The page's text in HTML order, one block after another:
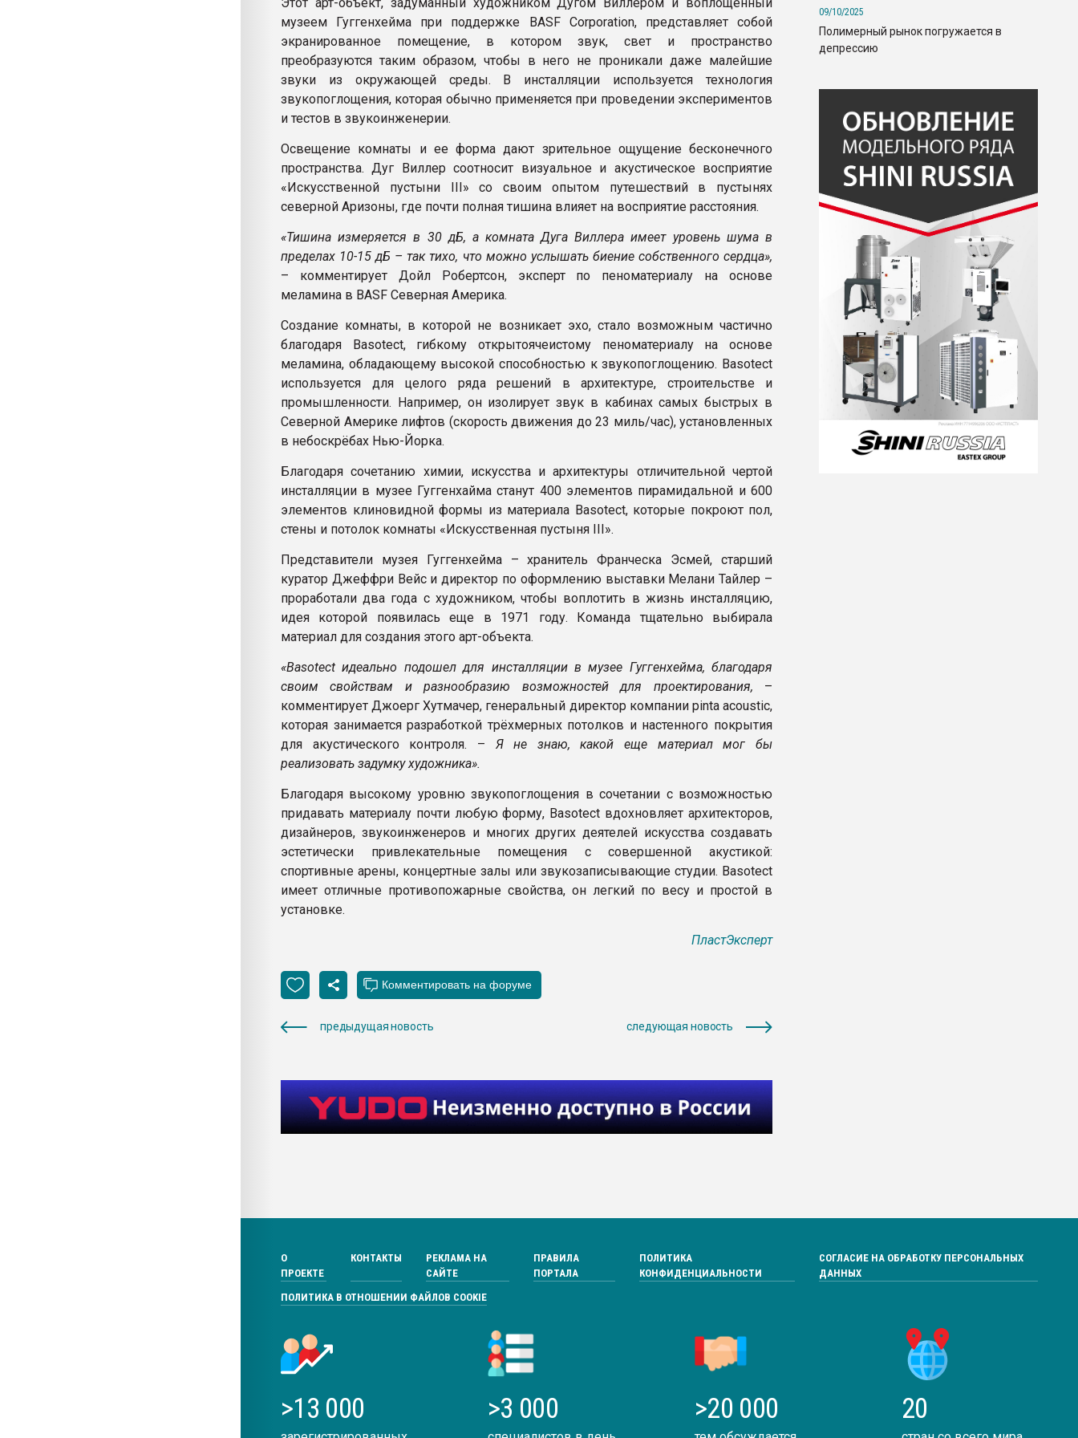
Этот арт-объект, задуманный художником Дугом Виллером и воплощенный
музеем Гуггенхейма при поддержке BASF Corporation, представляет собой
экранированное помещение, в котором звук, свет и пространство
преобразуются таким образом, чтобы в него не проникали даже малейшие
звуки из окружающей среды. В инсталляции используется технология
звукопоглощения, которая обычно применяется при проведении экспериментов
и тестов в звукоинженерии.
Освещение комнаты и ее форма дают зрительное ощущение бесконечного
пространства. Дуг Виллер соотносит визуальное и акустическое восприятие
«Искусственной пустыни III» со своим опытом путешествий в пустынях
северной Аризоны, где почти полная тишина влияет на восприятие расстояния.
«Тишина измеряется в 30 дБ, а комната Дуга Виллера имеет уровень шума в
пределах 10-15 дБ – так тихо, что можно услышать биение собственного сердца»,
– комментирует Дойл Робертсон, эксперт по пеноматериалу на основе
меламина в BASF Северная Америка.
Создание комнаты, в которой не возникает эхо, стало возможным частично
благодаря Basotect, гибкому открытоячеистому пеноматериалу на основе
меламина, обладающему высокой способностью к звукопоглощению. Basotect
используется для целого ряда решений в архитектуре, строительстве и
промышленности. Например, он изолирует звук в кабинах самых быстрых в
Северной Америке лифтов (скорость движения до 23 миль/час), установленных
в небоскрёбах Нью-Йорка.
Благодаря сочетанию химии, искусства и архитектуры отличительной чертой
инсталляции в музее Гуггенхайма станут 400 элементов пирамидальной и 600
элементов клиновидной формы из материала Basotect, которые покроют пол,
стены и потолок комнаты «Искусственная пустыня III».
Представители музея Гуггенхейма – хранитель Франческа Эсмей, старший
куратор Джеффри Вейс и директор по оформлению выставки Мелани Тайлер –
проработали два года с художником, чтобы воплотить в жизнь инсталляцию,
идея которой появилась еще в 1971 году. Команда тщательно выбирала
материал для создания этого арт-объекта.
«Basotect идеально подошел для инсталляции в музее Гуггенхейма, благодаря
своим свойствам и разнообразию возможностей для проектирования, –
комментирует Джоерг Хутмачер, генеральный директор компании pinta acoustic,
которая занимается разработкой трёхмерных потолков и настенного покрытия
для акустического контроля. – Я не знаю, какой еще материал мог бы
реализовать задумку художника».
Благодаря высокому уровню звукопоглощения в сочетании с возможностью
придавать материалу почти любую форму, Basotect вдохновляет архитекторов,
дизайнеров, звукоинженеров и многих других деятелей искусства создавать
эстетически привлекательные помещения с совершенной акустикой:
спортивные арены, концертные залы или звукозаписывающие студии. Basotect
имеет отличные противопожарные свойства, он легкий по весу и простой в
установке.
ПластЭксперт
предыдущая новость следующая новость
09/10/2025
Полимерный рынок погружается в
депрессию
О
ПРОЕКТЕ
КОНТАКТЫ
РЕКЛАМА НА
САЙТЕ
ПРАВИЛА
ПОРТАЛА
ПОЛИТИКА
КОНФИДЕНЦИАЛЬНОСТИ
СОГЛАСИЕ НА ОБРАБОТКУ ПЕРСОНАЛЬНЫХ
ДАННЫХ
ПОЛИТИКА В ОТНОШЕНИИ ФАЙЛОВ COOKIE
>13 000 >3 000 >20 000 20